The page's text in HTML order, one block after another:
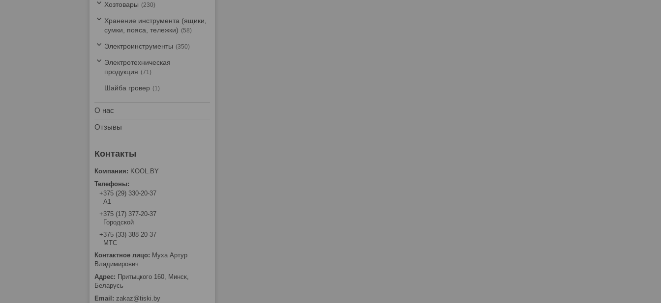
Хозтовары 230
Хранение инструмента (ящики,
сумки, пояса, тележки)
58
Электроинструменты 350
Электротехническая
продукция
71
Шайба гровер 1
О нас
Отзывы
KOOL.BY
+375 (29) 330-20-37
А1
+375 (17) 377-20-37
Городской
+375 (33) 388-20-37
МТС
Муха Артур
Владимирович
Притыцкого 160, Минск,
Беларусь
zakaz@tiski.by